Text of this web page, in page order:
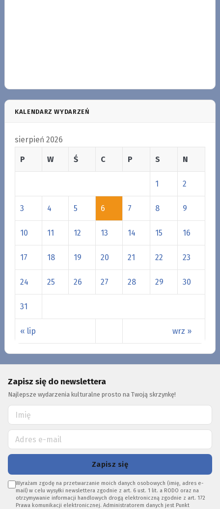
KALENDARZ WYDARZEŃ
sierpień 2026
P W Ś C P S N
« lip wrz »
1 2
3 4 5 6 7 8 9
10 11 12 13 14 15 16
17 18 19 20 21 22 23
24 25 26 27 28 29 30
31
Zapisz się do newslettera
Najlepsze wydarzenia kulturalne prosto na Twoją skrzynkę!
Zapisz się
Wyrażam zgodę na przetwarzanie moich danych osobowych (imię, adres e-
mail) w celu wysyłki newslettera zgodnie z art. 6 ust. 1 lit. a RODO oraz na
otrzymywanie informacji handlowych drogą elektroniczną zgodnie z art. 172
Prawa komunikacji elektronicznej. Administratorem danych jest Punkt